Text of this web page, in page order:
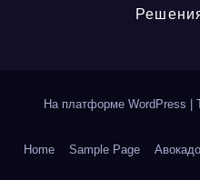
На платформе WordPress
Home Sample Page Авокадо